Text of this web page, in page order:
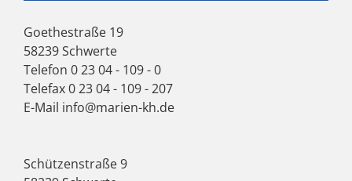
Goethestraße 19
58239 Schwerte
Telefon 0 23 04 - 109 - 0
Telefax 0 23 04 - 109 - 207
E-Mail info@marien-kh.de
Schützenstraße 9